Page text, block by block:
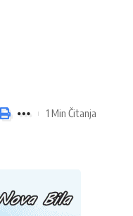
1 Min Čitanja